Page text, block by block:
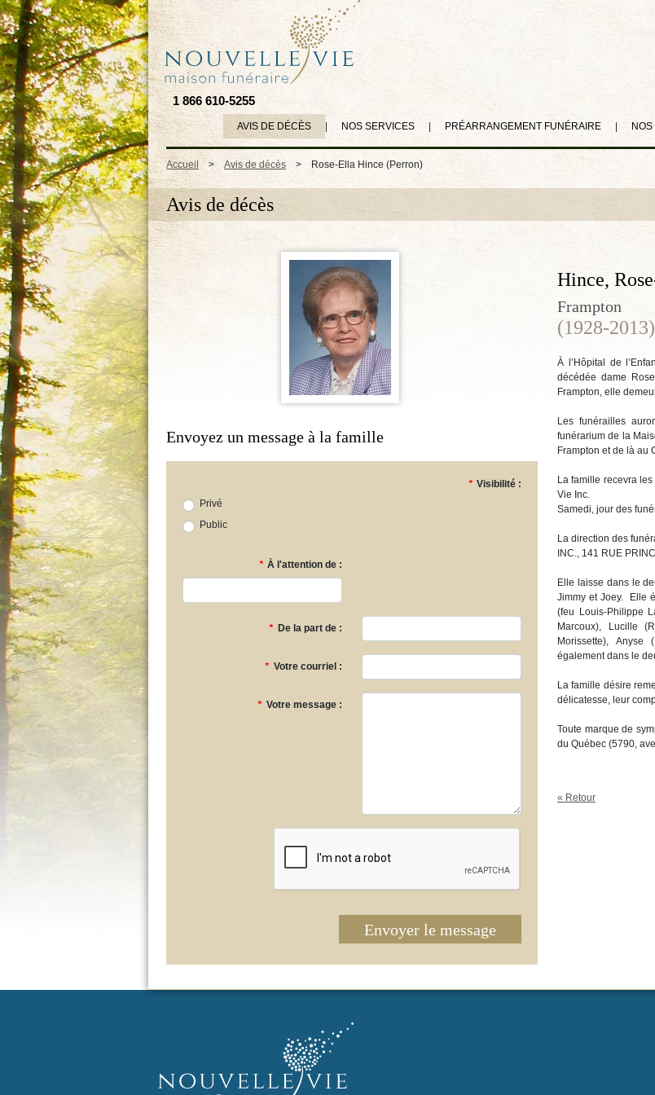
1 866 610-5255
AVIS DE DÉCÈS NOS SERVICES PRÉARRANGEMENT FUNÉRAIRE
Accueil > Avis de décès > Rose-Ella Hince (Perron)
Avis de décès
Envoyez un message à la famille
* Visibilité :
Privé
Public
* À l'attention de :
* De la part de :
* Votre courriel :
* Votre message :
Envoyer le message
Hince,
Frampton
(1928-2013)
À l’Hôpital de
décédée dame
Frampton, elle
Les funérailles
funérarium de la
Frampton et de là au
La famille recevra
Vie Inc.
Samedi, jour des
La direction des
INC., 141 RUE
Elle laisse dans le
Jimmy et Joey. Elle
(feu Louis-Philippe
Marcoux), Lucille
Morissette),
également dans le
La famille désire
délicatesse, leur
Toute marque de
du Québec (5790,
« Retour